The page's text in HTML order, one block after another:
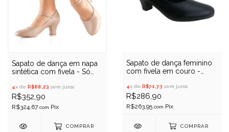
Sapato de dança em napa
sintética com fivela - Só
4x de R$88,23 sem juros
R$352,90
R$324,67 com
COMPRAR
Sapato de dança feminino
com fivela em couro -
4x de R$71,73 sem juros
R$286,90
R$263,95 com
COMPRAR